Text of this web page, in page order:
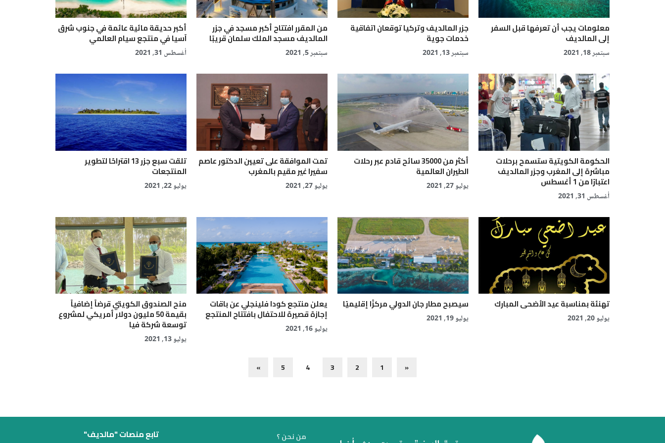
معلومات يجب أن تعرفها قبل السفر
إلى المالديف
سبتمبر 18, 2021
جزر المالديف وتركيا توقعان اتفاقية
خدمات جوية
سبتمبر 13, 2021
من المقرر افتتاح أكبر مسجد في جزر
المالديف مسجد الملك سلمان قريبًا
سبتمبر 5, 2021
أكبر حديقة مائية عائمة في جنوب شرق
آسيا في منتجع سيام العالمي
أغسطس 31, 2021
الحكومة الكويتية ستسمح برحلات
مباشرة إلى المغرب وجزر المالديف
اعتبارًا من 1 أغسطس
أغسطس 31, 2021
أكثر من 35000 سائح قادم عبر رحلات
الطيران العالمية
يوليو 27, 2021
تمت الموافقة على تعيين الدكتور عاصم
سفيرا غير مقيم بالمغرب
يوليو 27, 2021
تلقت سبع جزر 13 اقتراحًا لتطوير
المنتجعات
يوليو 22, 2021
تهنئة بمناسبة عيد الأضحى المبارك
يوليو 20, 2021
سيصبح مطار جان الدولي مركزًا إقليميًا
يوليو 19, 2021
يعلن منتجع كودا فلينجلي عن باقات
إجازة قصيرة للاحتفال بافتتاح المنتجع
يوليو 16, 2021
منح الصندوق الكويتي قرضاً إضافياً
بقيمة 50 مليون دولار أمريكي لمشروع
توسعة شركة فيا
يوليو 13, 2021
«
1
2
3
4
5
»
من نحن ؟ تابع منصات "مالديف"